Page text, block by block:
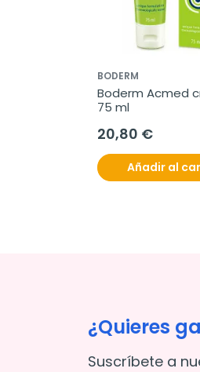
BODERM
Boderm Acmed
75 ml
20,80 €
Añadir al
¿Quieres
Suscríbete a